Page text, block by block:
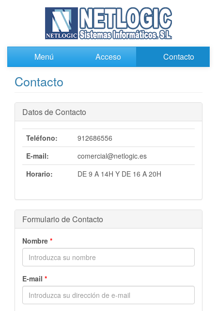
Menú Acceso Contacto
Contacto
Datos de Contacto
Teléfono:
912686556
E-mail:
comercial@netlogic.es
Horario:
DE 9 A 14H Y DE 16 A 20H
Formulario de Contacto
Nombre *
E-mail *